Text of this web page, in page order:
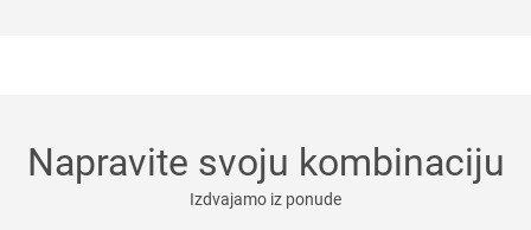
Napravite svoju kombinaciju
Izdvajamo iz ponude